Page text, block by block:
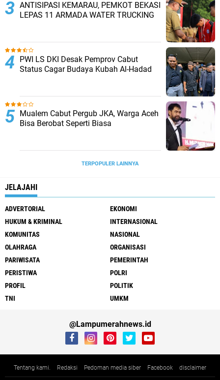
ANTISIPASI KEMARAU, PEMKOT BEKASI
LEPAS 11 ARMADA WATER TRUCKING
PWI LS DKI Desak Pemprov Cabut
Status Cagar Budaya Kubah Al-Hadad
Mualem Cabut Pergub JKA, Warga Aceh
Bisa Berobat Seperti Biasa
TERPOPULER LAINNYA
JELAJAHI
ADVERTORIAL
EKONOMI
HUKUM & KRIMINAL
INTERNASIONAL
KOMUNITAS
NASIONAL
OLAHRAGA
ORGANISASI
PARIWISATA
PEMERINTAH
PERISTIWA
POLRI
PROFIL
POLITIK
TNI
UMKM
@Lampumerahnews.id
Tentang kami. Redaksi Pedoman media siber Facebook disclaimer